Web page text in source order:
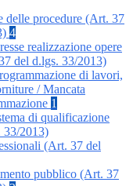
delle procedure (Art. 37
4
realizzazione opere
del d.lgs. 33/2013)
di lavori,
/ Mancata
1
di qualificazione
33/2013)
(Art. 37 del
pubblico (Art. 37